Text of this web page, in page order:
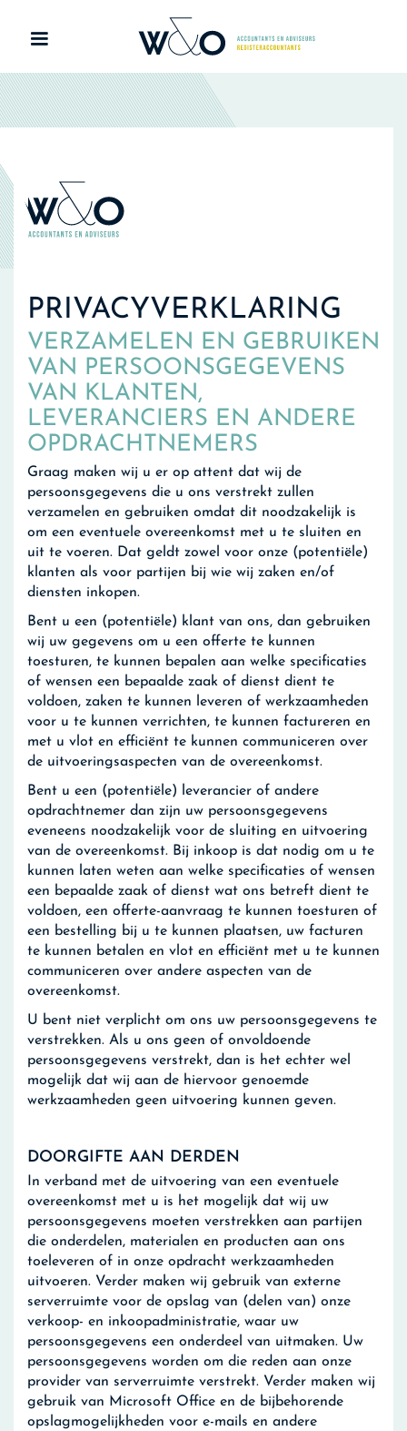
PRIVACYVERKLARING
VERZAMELEN EN GEBRUIKEN
VAN PERSOONSGEGEVENS
VAN KLANTEN,
LEVERANCIERS EN ANDERE
OPDRACHTNEMERS
Graag maken wij u er op attent dat wij de
persoonsgegevens die u ons verstrekt zullen
verzamelen en gebruiken omdat dit noodzakelijk is
om een eventuele overeenkomst met u te sluiten en
uit te voeren. Dat geldt zowel voor onze (potentiële)
klanten als voor partijen bij wie wij zaken en/of
diensten inkopen.
Bent u een (potentiële) klant van ons, dan gebruiken
wij uw gegevens om u een offerte te kunnen
toesturen, te kunnen bepalen aan welke specificaties
of wensen een bepaalde zaak of dienst dient te
voldoen, zaken te kunnen leveren of werkzaamheden
voor u te kunnen verrichten, te kunnen factureren en
met u vlot en efficiënt te kunnen communiceren over
de uitvoeringsaspecten van de overeenkomst.
Bent u een (potentiële) leverancier of andere
opdrachtnemer dan zijn uw persoonsgegevens
eveneens noodzakelijk voor de sluiting en uitvoering
van de overeenkomst. Bij inkoop is dat nodig om u te
kunnen laten weten aan welke specificaties of wensen
een bepaalde zaak of dienst wat ons betreft dient te
voldoen, een offerte-aanvraag te kunnen toesturen of
een bestelling bij u te kunnen plaatsen, uw facturen
te kunnen betalen en vlot en efficiënt met u te kunnen
communiceren over andere aspecten van de
overeenkomst.
U bent niet verplicht om ons uw persoonsgegevens te
verstrekken. Als u ons geen of onvoldoende
persoonsgegevens verstrekt, dan is het echter wel
mogelijk dat wij aan de hiervoor genoemde
werkzaamheden geen uitvoering kunnen geven.
DOORGIFTE AAN DERDEN
In verband met de uitvoering van een eventuele
overeenkomst met u is het mogelijk dat wij uw
persoonsgegevens moeten verstrekken aan partijen
die onderdelen, materialen en producten aan ons
toeleveren of in onze opdracht werkzaamheden
uitvoeren. Verder maken wij gebruik van externe
serverruimte voor de opslag van (delen van) onze
verkoop- en inkoopadministratie, waar uw
persoonsgegevens een onderdeel van uitmaken. Uw
persoonsgegevens worden om die reden aan onze
provider van serverruimte verstrekt. Verder maken wij
gebruik van Microsoft Office en de bijbehorende
opslagmogelijkheden voor e-mails en andere